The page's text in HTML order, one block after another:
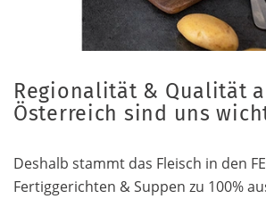
Regionalität & Qualität
Österreich sind uns
Deshalb stammt das Fleisch in den
Fertiggerichten & Suppen zu 100%